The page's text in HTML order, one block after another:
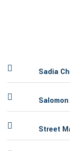
Sadia
Street